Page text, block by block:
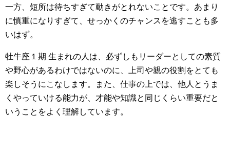
一方、短所は待ちすぎて動きがとれないことです。あまり
に慎重になりすぎて、せっかくのチャンスを逃すことも多
いはず。
牡牛座１期 生まれの人は、必ずしもリーダーとしての素質
や野心があるわけではないのに、上司や親の役割をとても
楽しそうにこなします。また、仕事の上では、他人とうま
くやっていける能力が、才能や知識と同じくらい重要だと
いうことをよく理解しています。